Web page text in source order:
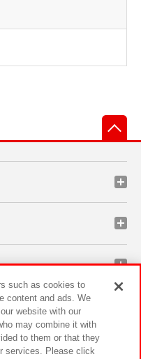
such as cookies to
content and ads. We
website with our
may combine it with
to them or that they
services. Please click